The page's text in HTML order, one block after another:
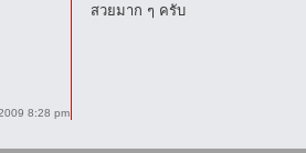
สวยมาก ๆ ครับ
8:28 pm